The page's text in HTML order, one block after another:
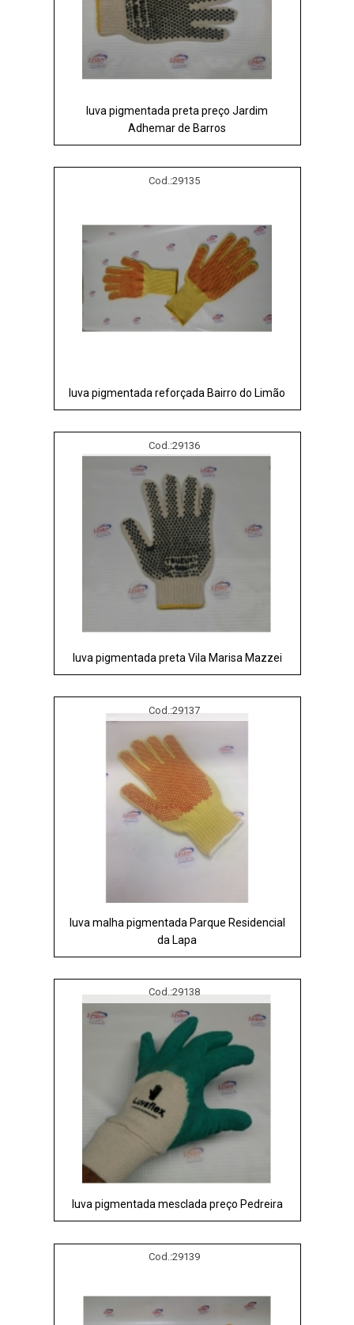
luva pigmentada preta preço Jardim
Adhemar de Barros
Cod.:29135
luva pigmentada reforçada Bairro do Limão
Cod.:29136
luva pigmentada preta Vila Marisa Mazzei
Cod.:29137
luva malha pigmentada Parque Residencial
da Lapa
Cod.:29138
luva pigmentada mesclada preço Pedreira
Cod.:29139